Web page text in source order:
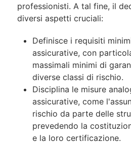
professionisti. A tal fine, il
diversi aspetti cruciali:
Definisce i requisiti
assicurative, con
massimali minimi di
diverse classi di rischio.
Disciplina le misure
assicurative, come
rischio da parte delle
prevedendo la
e la loro certificazione.